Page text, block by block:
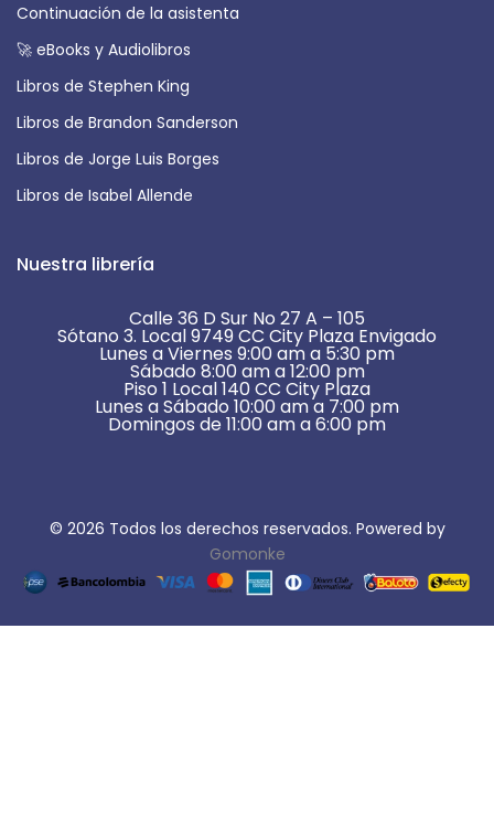
Continuación de la asistenta
🚀 eBooks y Audiolibros
Libros de Stephen King
Libros de Brandon Sanderson
Libros de Jorge Luis Borges
Libros de Isabel Allende
Nuestra librería
Calle 36 D Sur No 27 A – 105
Sótano 3. Local 9749 CC City Plaza Envigado
Lunes a Viernes 9:00 am a 5:30 pm
Sábado 8:00 am a 12:00 pm
Piso 1 Local 140 CC City Plaza
Lunes a Sábado 10:00 am a 7:00 pm
Domingos de 11:00 am a 6:00 pm
© 2026 Todos los derechos reservados. Powered by
Gomonke